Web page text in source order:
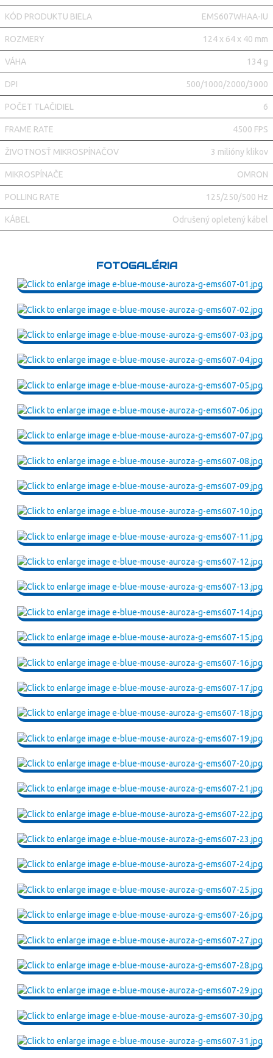
KÓD PRODUKTU BIELA EMS607WHAA-IU
ROZMERY 124 x 64 x 40 mm
VÁHA 134 g
DPI 500/1000/2000/3000
POČET TLAČIDIEL 6
FRAME RATE 4500 FPS
ŽIVOTNOSŤ MIKROSPÍNAČOV 3 milióny klikov
MIKROSPÍNAČE OMRON
POLLING RATE 125/250/500 Hz
KÁBEL Odrušený opletený kábel
FOTOGALÉRIA